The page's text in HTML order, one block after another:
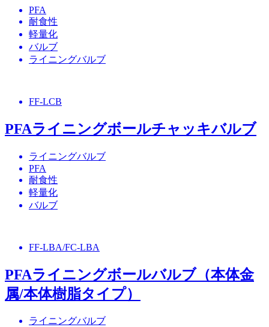
PFA
耐食性
軽量化
バルブ
ライニングバルブ
FF-LCB
PFAライニングボールチャッキバルブ
ライニングバルブ
PFA
耐食性
軽量化
バルブ
FF-LBA/FC-LBA
PFAライニングボールバルブ（本体金
属/本体樹脂タイプ）
ライニングバルブ